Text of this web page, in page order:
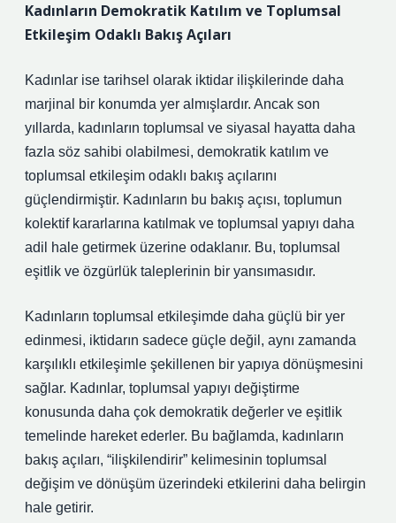
Kadınların Demokratik Katılım ve Toplumsal
Etkileşim Odaklı Bakış Açıları
Kadınlar ise tarihsel olarak iktidar ilişkilerinde daha
marjinal bir konumda yer almışlardır. Ancak son
yıllarda, kadınların toplumsal ve siyasal hayatta daha
fazla söz sahibi olabilmesi, demokratik katılım ve
toplumsal etkileşim odaklı bakış açılarını
güçlendirmiştir. Kadınların bu bakış açısı, toplumun
kolektif kararlarına katılmak ve toplumsal yapıyı daha
adil hale getirmek üzerine odaklanır. Bu, toplumsal
eşitlik ve özgürlük taleplerinin bir yansımasıdır.
Kadınların toplumsal etkileşimde daha güçlü bir yer
edinmesi, iktidarın sadece güçle değil, aynı zamanda
karşılıklı etkileşimle şekillenen bir yapıya dönüşmesini
sağlar. Kadınlar, toplumsal yapıyı değiştirme
konusunda daha çok demokratik değerler ve eşitlik
temelinde hareket ederler. Bu bağlamda, kadınların
bakış açıları, “ilişkilendirir” kelimesinin toplumsal
değişim ve dönüşüm üzerindeki etkilerini daha belirgin
hale getirir.